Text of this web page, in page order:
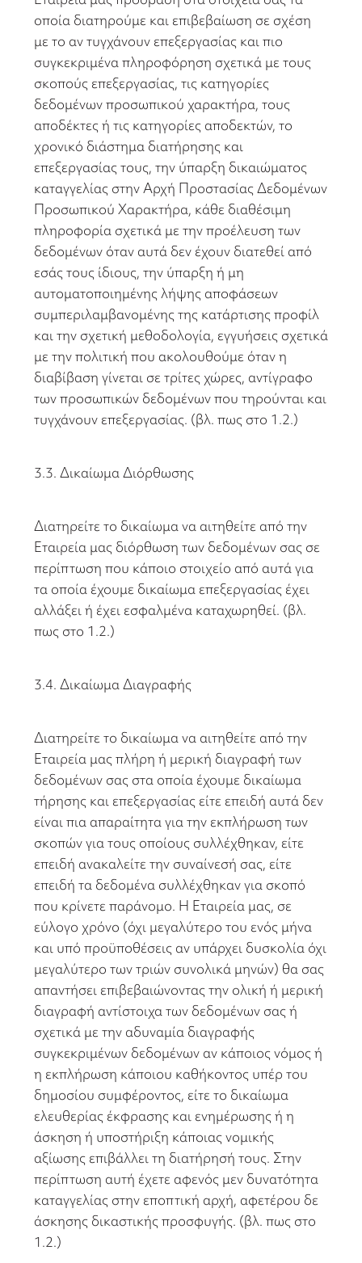
οποία διατηρούμε και επιβεβαίωση σε σχέση
με το αν τυγχάνουν επεξεργασίας και πιο
συγκεκριμένα πληροφόρηση σχετικά με τους
σκοπούς επεξεργασίας, τις κατηγορίες
δεδομένων προσωπικού χαρακτήρα, τους
αποδέκτες ή τις κατηγορίες αποδεκτών, το
χρονικό διάστημα διατήρησης και
επεξεργασίας τους, την ύπαρξη δικαιώματος
καταγγελίας στην Αρχή Προστασίας Δεδομένων
Προσωπικού Χαρακτήρα, κάθε διαθέσιμη
πληροφορία σχετικά με την προέλευση των
δεδομένων όταν αυτά δεν έχουν διατεθεί από
εσάς τους ίδιους, την ύπαρξη ή μη
αυτοματοποιημένης λήψης αποφάσεων
συμπεριλαμβανομένης της κατάρτισης προφίλ
και την σχετική μεθοδολογία, εγγυήσεις σχετικά
με την πολιτική που ακολουθούμε όταν η
διαβίβαση γίνεται σε τρίτες χώρες, αντίγραφο
των προσωπικών δεδομένων που τηρούνται και
τυγχάνουν επεξεργασίας. (βλ. πως στο 1.2.)
3.3. Δικαίωμα Διόρθωσης
Διατηρείτε το δικαίωμα να αιτηθείτε από την
Εταιρεία μας διόρθωση των δεδομένων σας σε
περίπτωση που κάποιο στοιχείο από αυτά για
τα οποία έχουμε δικαίωμα επεξεργασίας έχει
αλλάξει ή έχει εσφαλμένα καταχωρηθεί. (βλ.
πως στο 1.2.)
3.4. Δικαίωμα Διαγραφής
Διατηρείτε το δικαίωμα να αιτηθείτε από την
Εταιρεία μας πλήρη ή μερική διαγραφή των
δεδομένων σας στα οποία έχουμε δικαίωμα
τήρησης και επεξεργασίας είτε επειδή αυτά δεν
είναι πια απαραίτητα για την εκπλήρωση των
σκοπών για τους οποίους συλλέχθηκαν, είτε
επειδή ανακαλείτε την συναίνεσή σας, είτε
επειδή τα δεδομένα συλλέχθηκαν για σκοπό
που κρίνετε παράνομο. Η Εταιρεία μας, σε
εύλογο χρόνο (όχι μεγαλύτερο του ενός μήνα
και υπό προϋποθέσεις αν υπάρχει δυσκολία όχι
μεγαλύτερο των τριών συνολικά μηνών) θα σας
απαντήσει επιβεβαιώνοντας την ολική ή μερική
διαγραφή αντίστοιχα των δεδομένων σας ή
σχετικά με την αδυναμία διαγραφής
συγκεκριμένων δεδομένων αν κάποιος νόμος ή
η εκπλήρωση κάποιου καθήκοντος υπέρ του
δημοσίου συμφέροντος, είτε το δικαίωμα
ελευθερίας έκφρασης και ενημέρωσης ή η
άσκηση ή υποστήριξη κάποιας νομικής
αξίωσης επιβάλλει τη διατήρησή τους. Στην
περίπτωση αυτή έχετε αφενός μεν δυνατότητα
καταγγελίας στην εποπτική αρχή, αφετέρου δε
άσκησης δικαστικής προσφυγής. (βλ. πως στο
1.2.)